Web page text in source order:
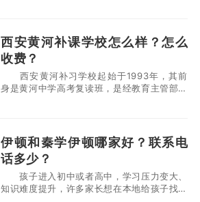
巷诗人”的美称。 2、《再别康桥》徐志
摩：现代诗人、散文家，“新月诗派”代表人
物。 3、《大
西安黄河补课学校怎么样？怎么
收费？
西安黄河补习学校起始于1993年，其前
身是黄河中学高考复读班，是经教育主管部门
生过万，也有学生考上了西安交大、浙大等
985名校。多次被评为：省、市、区"民办培
训机构先进单位"
伊顿和秦学伊顿哪家好？联系电
话多少？
孩子进入初中或者高中，学习压力变大、
知识难度提升，许多家长想在本地给孩子找一